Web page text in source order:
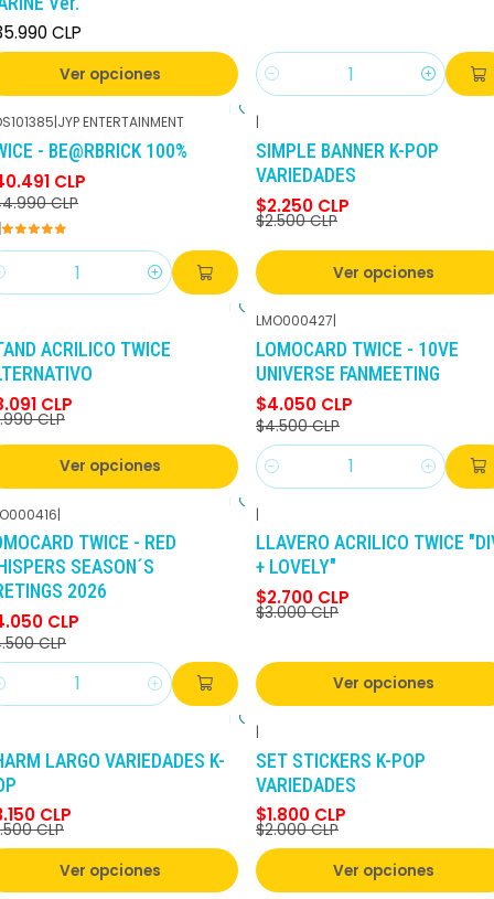
CLP
Ver opciones
Cantidad
DCTO
|JYP ENTERTAINMENT
- BE@RBRICK 100%
CLP
CLP
|
SIMPLE BANNER K-POP
VARIEDADES
$2.250 CLP
$2.500 CLP
Ver opciones
ACRILICO TWICE
CLP
CLP
Ver opciones
-10% DCTO
LMO000427|
LOMOCARD TWICE - 10VE
UNIVERSE FANMEETING
$4.050 CLP
$4.500 CLP
Cantidad
DCTO
|
TWICE - RED
SEASON´S
2026
CLP
CLP
|
LLAVERO ACRILICO TWICE
+ LOVELY"
$2.700 CLP
$3.000 CLP
Ver opciones
LARGO VARIEDADES K-
CLP
CLP
Ver opciones
|
SET STICKERS K-POP
VARIEDADES
$1.800 CLP
$2.000 CLP
Ver opciones